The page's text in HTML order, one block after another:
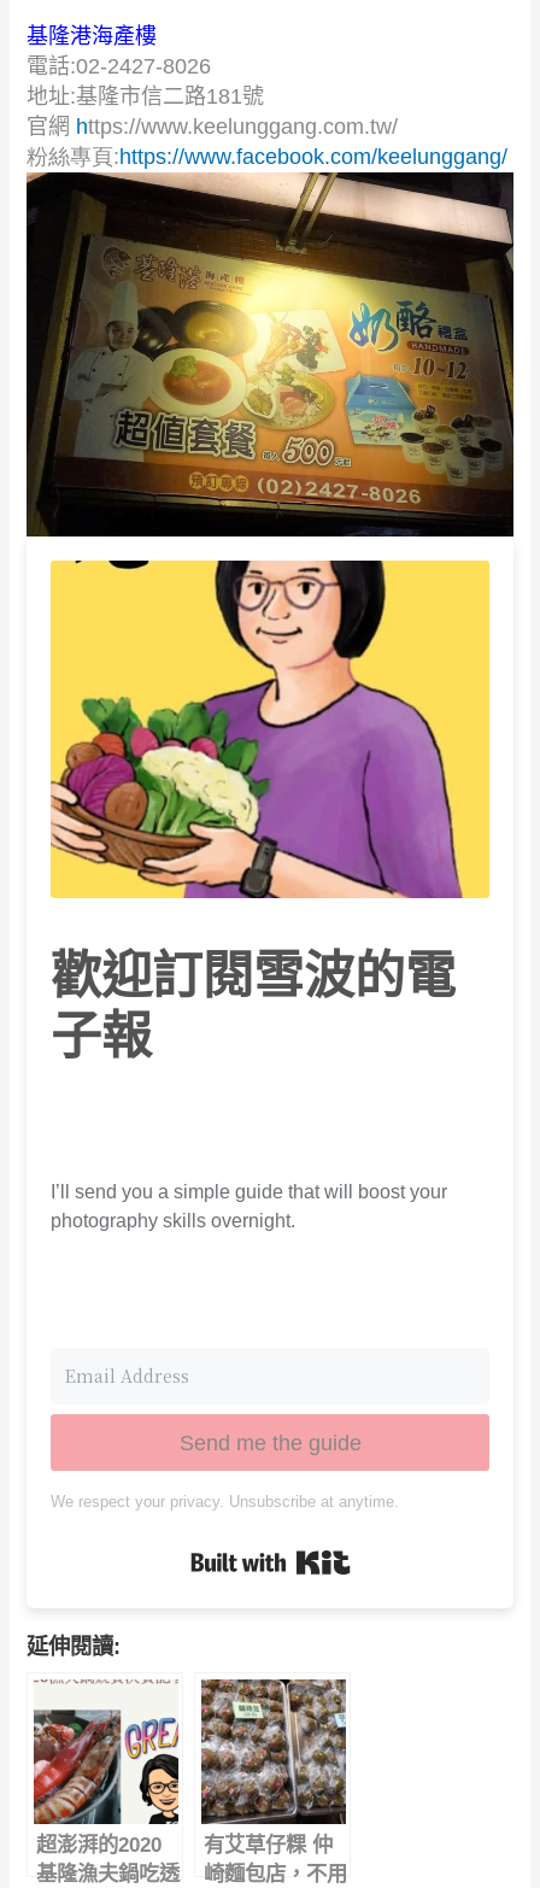
基隆港海產樓
電話:02-2427-8026
地址:基隆市信二路181號
官網 https://www.keelunggang.com.tw/
粉絲專頁:https://www.facebook.com/keelunggang/
歡迎訂閱雪波的電
子報
I’ll send you a simple guide that will boost your
photography skills overnight.
Send me the guide
We respect your privacy. Unsubscribe at anytime.
延伸閱讀:
超澎湃的2020
基隆漁夫鍋吃透
有艾草仔粿 仲
崎麵包店，不用